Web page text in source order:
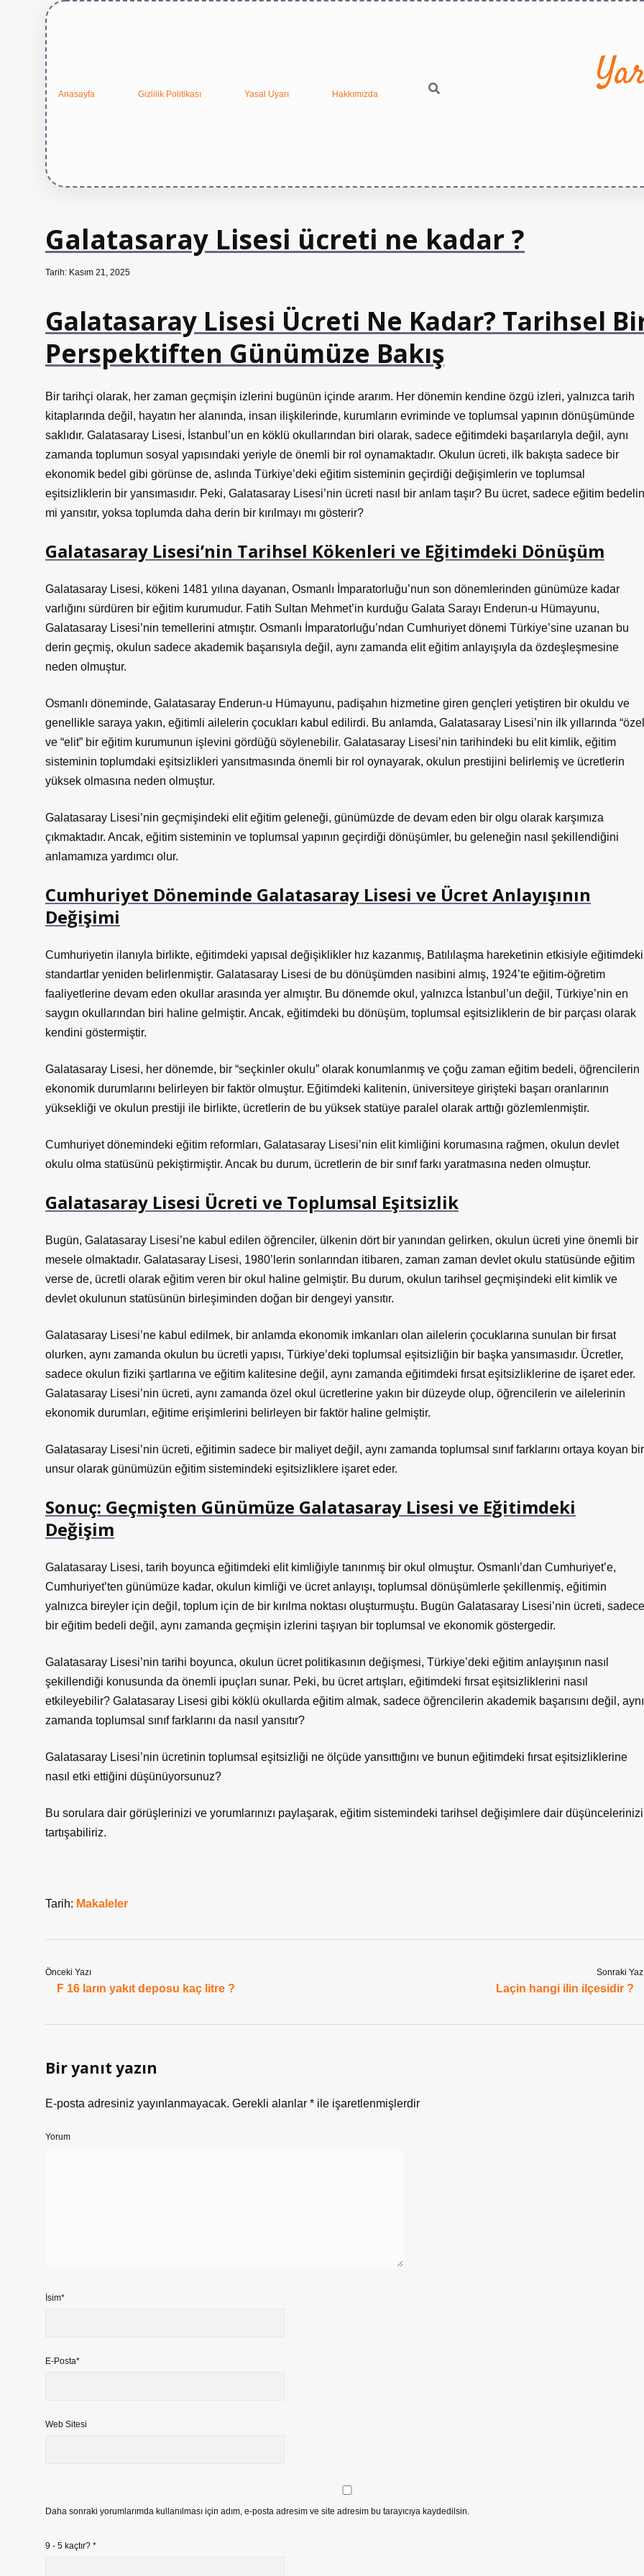
Anasayfa Gizlilik Politikası Yasal Uyarı Hakkımızda
Galatasaray Lisesi ücreti ne kadar ?
Tarih: Kasım 21, 2025
Galatasaray Lisesi Ücreti Ne Kadar? Tarihsel
Perspektiften Günümüze Bakış
Bir tarihçi olarak, her zaman geçmişin izlerini bugünün içinde ararım. Her dönemin kendine özgü izleri, yalnızca tarih
kitaplarında değil, hayatın her alanında, insan ilişkilerinde, kurumların evriminde ve toplumsal yapının dönüşümünde
saklıdır. Galatasaray Lisesi, İstanbul’un en köklü okullarından biri olarak, sadece eğitimdeki başarılarıyla değil, aynı
zamanda toplumun sosyal yapısındaki yeriyle de önemli bir rol oynamaktadır. Okulun ücreti, ilk bakışta sadece bir
ekonomik bedel gibi görünse de, aslında Türkiye’deki eğitim sisteminin geçirdiği değişimlerin ve toplumsal
eşitsizliklerin bir yansımasıdır. Peki, Galatasaray Lisesi’nin ücreti nasıl bir anlam taşır? Bu ücret, sadece eğitim
mi yansıtır, yoksa toplumda daha derin bir kırılmayı mı gösterir?
Galatasaray Lisesi’nin Tarihsel Kökenleri ve Eğitimdeki Dönüşüm
Galatasaray Lisesi, kökeni 1481 yılına dayanan, Osmanlı İmparatorluğu’nun son dönemlerinden günümüze kadar
varlığını sürdüren bir eğitim kurumudur. Fatih Sultan Mehmet’in kurduğu Galata Sarayı Enderun-u Hümayunu,
Galatasaray Lisesi’nin temellerini atmıştır. Osmanlı İmparatorluğu’ndan Cumhuriyet dönemi Türkiye’sine uzanan bu
derin geçmiş, okulun sadece akademik başarısıyla değil, aynı zamanda elit eğitim anlayışıyla da özdeşleşmesine
neden olmuştur.
Osmanlı döneminde, Galatasaray Enderun-u Hümayunu, padişahın hizmetine giren gençleri yetiştiren bir okuldu ve
genellikle saraya yakın, eğitimli ailelerin çocukları kabul edilirdi. Bu anlamda, Galatasaray Lisesi’nin ilk yıllarında
ve “elit” bir eğitim kurumunun işlevini gördüğü söylenebilir. Galatasaray Lisesi’nin tarihindeki bu elit kimlik, eğitim
sisteminin toplumdaki eşitsizlikleri yansıtmasında önemli bir rol oynayarak, okulun prestijini belirlemiş ve ücretlerin
yüksek olmasına neden olmuştur.
Galatasaray Lisesi’nin geçmişindeki elit eğitim geleneği, günümüzde de devam eden bir olgu olarak karşımıza
çıkmaktadır. Ancak, eğitim sisteminin ve toplumsal yapının geçirdiği dönüşümler, bu geleneğin nasıl şekillendiğini
anlamamıza yardımcı olur.
Cumhuriyet Döneminde Galatasaray Lisesi ve Ücret Anlayışının
Değişimi
Cumhuriyetin ilanıyla birlikte, eğitimdeki yapısal değişiklikler hız kazanmış, Batılılaşma hareketinin etkisiyle eğitimdeki
standartlar yeniden belirlenmiştir. Galatasaray Lisesi de bu dönüşümden nasibini almış, 1924’te eğitim-öğretim
faaliyetlerine devam eden okullar arasında yer almıştır. Bu dönemde okul, yalnızca İstanbul’un değil, Türkiye’nin en
saygın okullarından biri haline gelmiştir. Ancak, eğitimdeki bu dönüşüm, toplumsal eşitsizliklerin de bir parçası olarak
kendini göstermiştir.
Galatasaray Lisesi, her dönemde, bir “seçkinler okulu” olarak konumlanmış ve çoğu zaman eğitim bedeli, öğrencilerin
ekonomik durumlarını belirleyen bir faktör olmuştur. Eğitimdeki kalitenin, üniversiteye girişteki başarı oranlarının
yüksekliği ve okulun prestiji ile birlikte, ücretlerin de bu yüksek statüye paralel olarak arttığı gözlemlenmiştir.
Cumhuriyet dönemindeki eğitim reformları, Galatasaray Lisesi’nin elit kimliğini korumasına rağmen, okulun devlet
okulu olma statüsünü pekiştirmiştir. Ancak bu durum, ücretlerin de bir sınıf farkı yaratmasına neden olmuştur.
Galatasaray Lisesi Ücreti ve Toplumsal Eşitsizlik
Bugün, Galatasaray Lisesi’ne kabul edilen öğrenciler, ülkenin dört bir yanından gelirken, okulun ücreti yine önemli bir
mesele olmaktadır. Galatasaray Lisesi, 1980’lerin sonlarından itibaren, zaman zaman devlet okulu statüsünde eğitim
verse de, ücretli olarak eğitim veren bir okul haline gelmiştir. Bu durum, okulun tarihsel geçmişindeki elit kimlik ve
devlet okulunun statüsünün birleşiminden doğan bir dengeyi yansıtır.
Galatasaray Lisesi’ne kabul edilmek, bir anlamda ekonomik imkanları olan ailelerin çocuklarına sunulan bir fırsat
olurken, aynı zamanda okulun bu ücretli yapısı, Türkiye’deki toplumsal eşitsizliğin bir başka yansımasıdır. Ücretler,
sadece okulun fiziki şartlarına ve eğitim kalitesine değil, aynı zamanda eğitimdeki fırsat eşitsizliklerine de işaret eder.
Galatasaray Lisesi’nin ücreti, aynı zamanda özel okul ücretlerine yakın bir düzeyde olup, öğrencilerin ve ailelerinin
ekonomik durumları, eğitime erişimlerini belirleyen bir faktör haline gelmiştir.
Galatasaray Lisesi’nin ücreti, eğitimin sadece bir maliyet değil, aynı zamanda toplumsal sınıf farklarını ortaya koyan bir
unsur olarak günümüzün eğitim sistemindeki eşitsizliklere işaret eder.
Sonuç: Geçmişten Günümüze Galatasaray Lisesi ve Eğitimdeki
Değişim
Galatasaray Lisesi, tarih boyunca eğitimdeki elit kimliğiyle tanınmış bir okul olmuştur. Osmanlı’dan Cumhuriyet’e,
Cumhuriyet’ten günümüze kadar, okulun kimliği ve ücret anlayışı, toplumsal dönüşümlerle şekillenmiş, eğitimin
yalnızca bireyler için değil, toplum için de bir kırılma noktası oluşturmuştu. Bugün Galatasaray Lisesi’nin ücreti, sadece
bir eğitim bedeli değil, aynı zamanda geçmişin izlerini taşıyan bir toplumsal ve ekonomik göstergedir.
Galatasaray Lisesi’nin tarihi boyunca, okulun ücret politikasının değişmesi, Türkiye’deki eğitim anlayışının nasıl
şekillendiği konusunda da önemli ipuçları sunar. Peki, bu ücret artışları, eğitimdeki fırsat eşitsizliklerini nasıl
etkileyebilir? Galatasaray Lisesi gibi köklü okullarda eğitim almak, sadece öğrencilerin akademik başarısını değil, aynı
zamanda toplumsal sınıf farklarını da nasıl yansıtır?
Galatasaray Lisesi’nin ücretinin toplumsal eşitsizliği ne ölçüde yansıttığını ve bunun eğitimdeki fırsat eşitsizliklerine
nasıl etki ettiğini düşünüyorsunuz?
Bu sorulara dair görüşlerinizi ve yorumlarınızı paylaşarak, eğitim sistemindeki tarihsel değişimlere dair düşüncelerinizi
tartışabiliriz.
Tarih: Makaleler
Önceki Yazı
F 16 ların yakıt deposu kaç litre ?
Sonraki
Laçin hangi ilin ilçesidir ?
Bir yanıt yazın
E-posta adresiniz yayınlanmayacak. Gerekli alanlar * ile işaretlenmişlerdir
Yorum
İsim*
E-Posta*
Web Sitesi
Daha sonraki yorumlarımda kullanılması için adım, e-posta adresim ve site adresim bu tarayıcıya kaydedilsin.
9 - 5 kaçtır? *